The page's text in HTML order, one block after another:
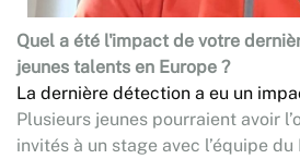
Quel a été l'impact de votre
jeunes talents en Europe ?
La dernière détection a eu un
Plusieurs jeunes pourraient avoir
invités à un stage avec l’équipe